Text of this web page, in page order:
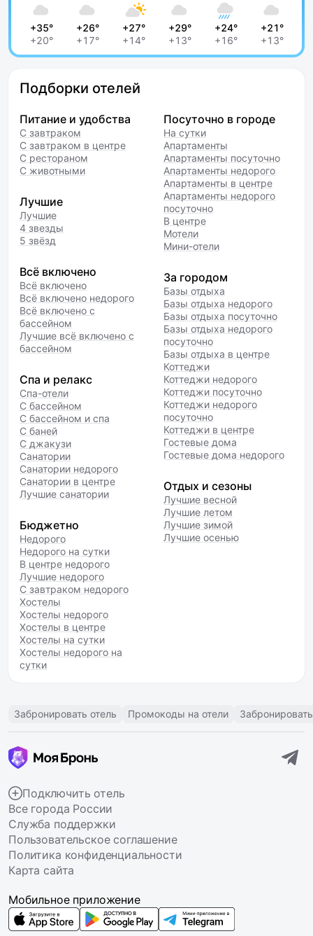
+35°
+20°
+26°
+17°
+27°
+14°
+29°
+13°
+24°
+16°
+21°
+13°
Подборки отелей
Питание и удобства
С завтраком
С завтраком в центре
С рестораном
С животными
Лучшие
Лучшие
4 звезды
5 звёзд
Всё включено
Всё включено
Всё включено недорого
Всё включено с
бассейном
Лучшие всё включено с
бассейном
Спа и релакс
Спа-отели
С бассейном
С бассейном и спа
С баней
С джакузи
Санатории
Санатории недорого
Санатории в центре
Лучшие санатории
Бюджетно
Недорого
Недорого на сутки
В центре недорого
Лучшие недорого
С завтраком недорого
Хостелы
Хостелы недорого
Хостелы в центре
Хостелы на сутки
Хостелы недорого на
сутки
Посуточно в городе
На сутки
Апартаменты
Апартаменты посуточно
Апартаменты недорого
Апартаменты в центре
Апартаменты недорого
посуточно
В центре
Мотели
Мини-отели
За городом
Базы отдыха
Базы отдыха недорого
Базы отдыха посуточно
Базы отдыха недорого
посуточно
Базы отдыха в центре
Коттеджи
Коттеджи недорого
Коттеджи посуточно
Коттеджи недорого
посуточно
Коттеджи в центре
Гостевые дома
Гостевые дома недорого
Отдых и сезоны
Лучшие весной
Лучшие летом
Лучшие зимой
Лучшие осенью
Забронировать отель Промокоды на отели
Подключить отель
Все города России
Служба поддержки
Пользовательское соглашение
Политика конфиденциальности
Карта сайта
Мобильное приложение